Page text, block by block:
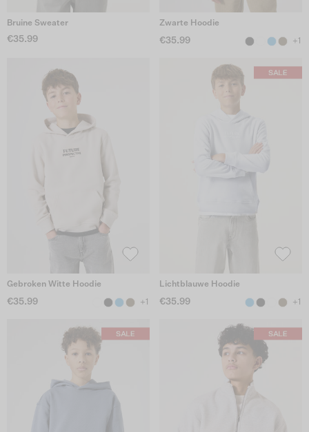
Bruine Sweater
€35.99
Zwarte Hoodie
€35.99 +1
Gebroken Witte Hoodie
€35.99 +1
Lichtblauwe Hoodie
€35.99 +1